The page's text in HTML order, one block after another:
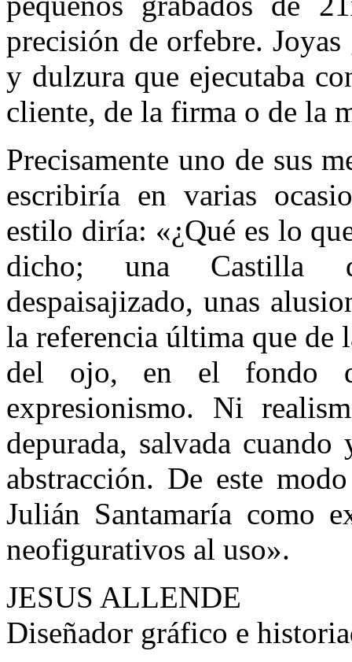
precisión de orfebre.
y dulzura que ejecutaba
cliente, de la firma o de la
Precisamente uno de sus
escribiría en varias
estilo diría: «¿Qué es lo
dicho; una Castilla
despaisajizado, unas
la referencia última que de
del ojo, en el fondo
expresionismo. Ni
depurada, salvada
abstracción. De este
Julián Santamaría como
neofigurativos al uso».
JESUS ALLENDE
Diseñador gráfico e